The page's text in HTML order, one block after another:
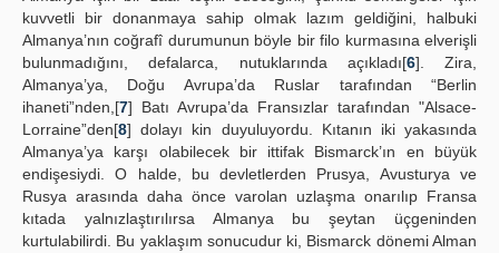
kuvvetli bir donanmaya sahip olmak lazım geldiğini, halbuki
Almanya’nın coğrafî durumunun böyle bir filo kurmasına elverişli
bulunmadığını, defalarca, nutuklarında açıkladı[6]. Zira,
Almanya’ya, Doğu Avrupa’da Ruslar tarafından “Berlin
ihaneti”nden,[7] Batı Avrupa’da Fransızlar tarafından "Alsace-
Lorraine”den[8] dolayı kin duyuluyordu. Kıtanın iki yakasında
Almanya’ya karşı olabilecek bir ittifak Bismarck’ın en büyük
endişesiydi. O halde, bu devletlerden Prusya, Avusturya ve
Rusya arasında daha önce varolan uzlaşma onarılıp Fransa
kıtada yalnızlaştırılırsa Almanya bu şeytan üçgeninden
kurtulabilirdi. Bu yaklaşım sonucudur ki, Bismarck dönemi Alman